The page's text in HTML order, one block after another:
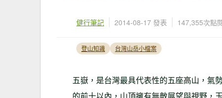
健行筆記 2014-08-17 發表 147,355次點
登山知識 台灣山岳小檔案
五嶽，是台灣最具代表性的五座高山，氣
的前十以內，山頂擁有無敵展望與視野，